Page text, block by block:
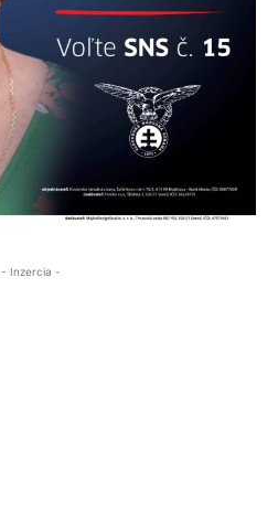
- Inzercia -